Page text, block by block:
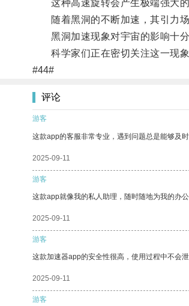
这种高速旋转会产生极端强大的
随着黑洞的不断加速，其引力场
黑洞加速现象对宇宙的影响十分
科学家们正在密切关注这一现象
#44#
评论
游客
这款app的客服非常专业，遇到问题总是能够及
2025-09-11
游客
这款app就像我的私人助理，随时随地为我的办
2025-09-11
游客
这款加速器app的安全性很高，使用过程中不会
2025-09-11
游客